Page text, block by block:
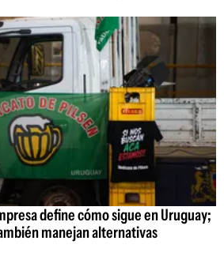
define cómo sigue en Uruguay;
manejan alternativas